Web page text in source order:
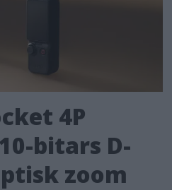
4P
bitars D-
zoom